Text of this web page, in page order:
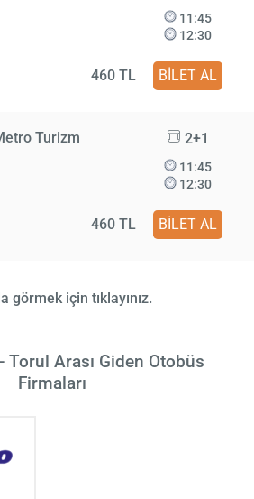
11:45
12:30
460 TL BİLET AL
Turizm 2+1
11:45
12:30
460 TL BİLET AL
görmek için tıklayınız.
Torul Arası Giden Otobüs
Firmaları